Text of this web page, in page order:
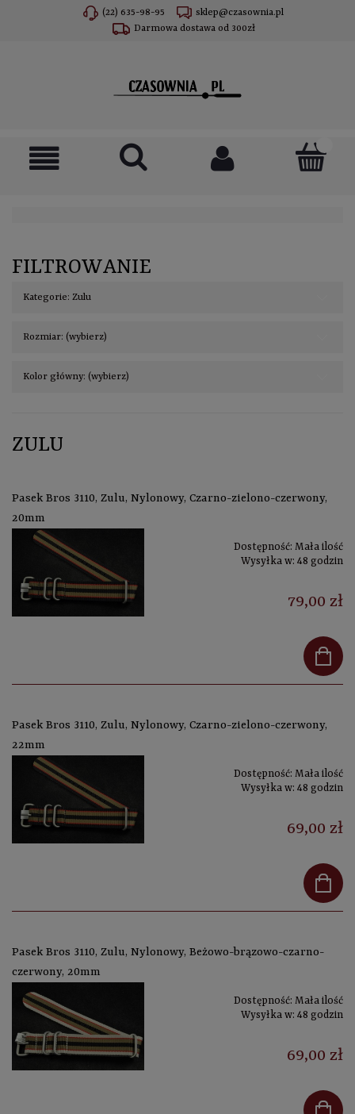
(22) 635-98-95
sklep@czasownia.pl
Darmowa dostawa od 300zł
FILTROWANIE
Kategorie: Zulu
Rozmiar: (wybierz)
Kolor główny: (wybierz)
ZULU
Pasek Bros 3110, Zulu, Nylonowy, Czarno-zielono-czerwony,
20mm
Dostępność: Mała ilość
Wysyłka w: 48 godzin
79,00 zł
Pasek Bros 3110, Zulu, Nylonowy, Czarno-zielono-czerwony,
22mm
Dostępność: Mała ilość
Wysyłka w: 48 godzin
69,00 zł
Pasek Bros 3110, Zulu, Nylonowy, Beżowo-brązowo-czarno-
czerwony, 20mm
Dostępność: Mała ilość
Wysyłka w: 48 godzin
69,00 zł